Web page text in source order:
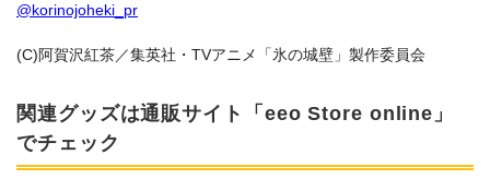
@korinojoheki_pr
(C)阿賀沢紅茶／集英社・TVアニメ「氷の城壁」製作委員会
関連グッズは通販サイト「eeo Store online」
でチェック